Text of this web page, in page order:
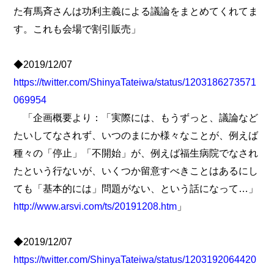
た有馬斉さんは功利主義による議論をまとめてくれてま
す。これも会場で割引販売」
◆2019/12/07
https://twitter.com/ShinyaTateiwa/status/1203186273571
069954
「企画概要より：「実際には、もうずっと、議論など
たいしてなされず、いつのまにか様々なことが、例えば
種々の「停止」「不開始」が、例えば福生病院でなされ
たという行ないが、いくつか留意すべきことはあるにし
ても「基本的には」問題がない、という話になって…」
http://www.arsvi.com/ts/20191208.htm 」
◆2019/12/07
https://twitter.com/ShinyaTateiwa/status/1203192064420